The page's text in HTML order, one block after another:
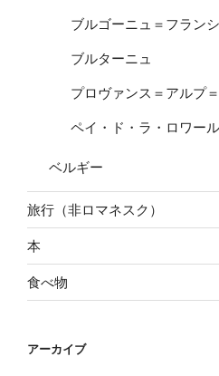
ブルゴーニュ＝フラン
ブルターニュ
プロヴァンス＝アルプ
ペイ・ド・ラ・ロワール
ベルギー
旅行（非ロマネスク）
本
食べ物
アーカイブ